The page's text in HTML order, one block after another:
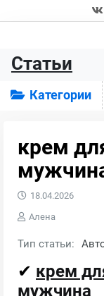
Статьи
Категории
крем
18.04.2026
Алена
Тип статьи:
✔ крем
мужчина